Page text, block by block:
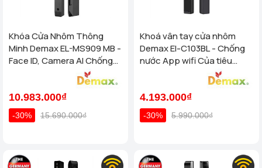
Khóa Cửa Nhôm Thông
Minh Demax EL-MS909 MB -
Face ID, Camera AI Chống
Nước IP66 Cho Cửa Nhôm
10.983.000₫
-30% 15.690.000₫
Khoá vân tay cửa nhôm
Demax El-C103BL - Chống
nước App wifi Của tiêu
4.193.000₫
-30% 5.990.000₫